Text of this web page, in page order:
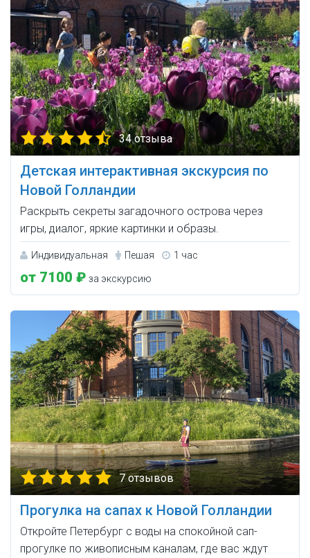
34 отзыва
Детская интерактивная экскурсия по
Новой Голландии
Раскрыть секреты загадочного острова через
игры, диалог, яркие картинки и образы.
Индивидуальная Пешая 1 час
от 7100 ₽ за экскурсию
7 отзывов
Прогулка на сапах к Новой Голландии
Откройте Петербург с воды на спокойной сап-
прогулке по живописным каналам, где вас ждут